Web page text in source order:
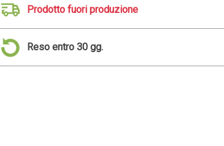
Prodotto fuori produzione
Reso entro 30 gg.